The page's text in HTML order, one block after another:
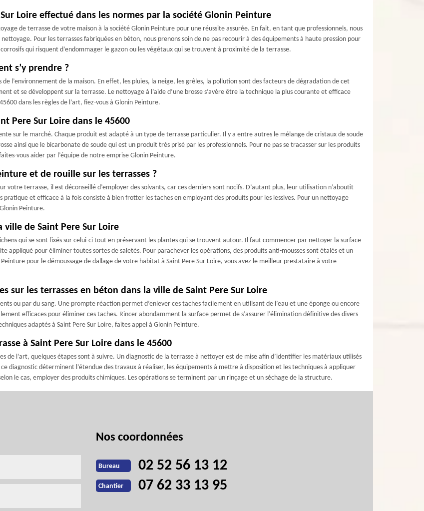
Loire effectué dans les normes par la société Glonin Peinture
de terrasse de votre maison à la société Glonin Peinture pour une réussite assurée. En fait, en tant que professionnels, nous
Pour les terrasses fabriquées en béton, nous prenons soin de ne pas recourir à des équipements à haute pression pour
qui risquent d’endommager le gazon ou les végétaux qui se trouvent à proximité de la terrasse.
s’y prendre ?
de l’environnement de la maison. En effet, les pluies, la neige, les grêles, la pollution sont des facteurs de dégradation de cet
et se développent sur la terrasse. Le nettoyage à l’aide d’une brosse s’avère être la technique la plus courante et efficace
dans les règles de l’art, fiez-vous à Glonin Peinture.
Pere Sur Loire dans le 45600
sur le marché. Chaque produit est adapté à un type de terrasse particulier. Il y a entre autres le mélange de cristaux de soude
ainsi que le bicarbonate de soude qui est un produit très prisé par les professionnels. Pour ne pas se tracasser sur les produits
vous aider par l’équipe de notre emprise Glonin Peinture.
et de rouille sur les terrasses ?
votre terrasse, il est déconseillé d’employer des solvants, car ces derniers sont nocifs. D’autant plus, leur utilisation n’aboutit
pratique et efficace à la fois consiste à bien frotter les taches en employant des produits pour les lessives. Pour un nettoyage
Peinture.
ville de Saint Pere Sur Loire
qui se sont fixés sur celui-ci tout en préservant les plantes qui se trouvent autour. Il faut commencer par nettoyer la surface
appliqué pour éliminer toutes sortes de saletés. Pour parachever les opérations, des produits anti-mousses sont étalés et un
pour le démoussage de dallage de votre habitat à Saint Pere Sur Loire, vous avez le meilleur prestataire à votre
sur les terrasses en béton dans la ville de Saint Pere Sur Loire
ou par du sang. Une prompte réaction permet d’enlever ces taches facilement en utilisant de l’eau et une éponge ou encore
efficaces pour éliminer ces taches. Rincer abondamment la surface permet de s’assurer l’élimination définitive des divers
adaptés à Saint Pere Sur Loire, faites appel à Glonin Peinture.
à Saint Pere Sur Loire dans le 45600
de l’art, quelques étapes sont à suivre. Un diagnostic de la terrasse à nettoyer est de mise afin d’identifier les matériaux utilisés
diagnostic déterminent l’étendue des travaux à réaliser, les équipements à mettre à disposition et les techniques à appliquer
le cas, employer des produits chimiques. Les opérations se terminent par un rinçage et un séchage de la structure.
Nos coordonnées
Bureau 02 52 56 13 12
Chantier 07 62 33 13 95